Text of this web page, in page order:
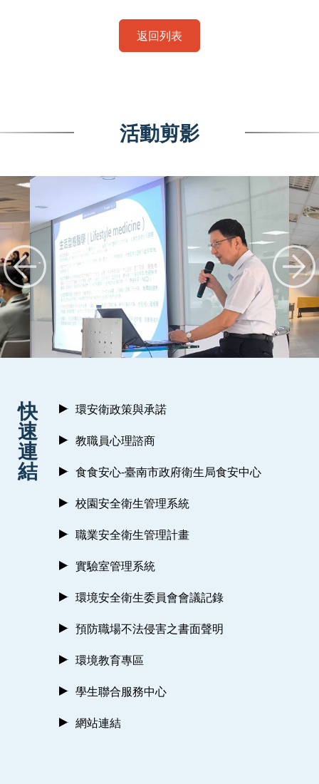
返回列表
活動剪影
快
速
連
結
環安衛政策與承諾
教職員心理諮商
食食安心-臺南市政府衛生局食安中心
校園安全衛生管理系統
職業安全衛生管理計畫
實驗室管理系統
環境安全衛生委員會會議記錄
預防職場不法侵害之書面聲明
環境教育專區
學生聯合服務中心
網站連結